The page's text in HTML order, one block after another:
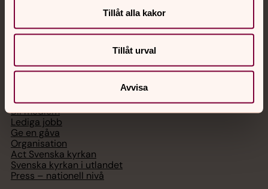
Tillåt alla kakor
Tillåt urval
Avvisa
Svenska kyrkan
Hitta församling
Bli medlem
Lediga jobb
Ge en gåva
Organisation
Act Svenska kyrkan
Svenska kyrkan i utlandet
Press – nationell nivå